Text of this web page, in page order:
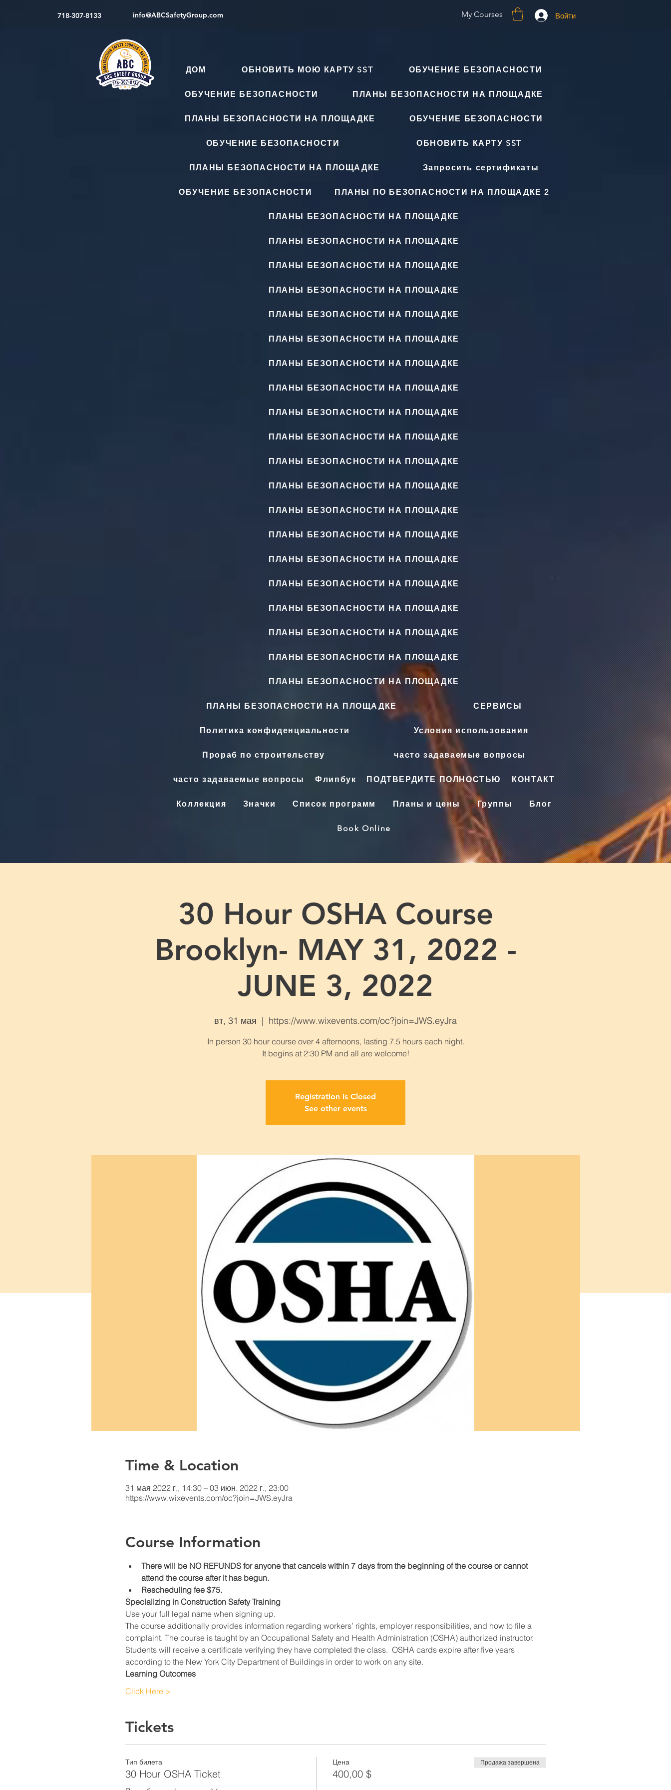
718-307-8133 info@ABCSafetyGroup.com My Courses Войти
ДОМ ОБНОВИТЬ МОЮ КАРТУ SST ОБУЧЕНИЕ БЕЗОПАСНОСТИ
ОБУЧЕНИЕ БЕЗОПАСНОСТИ ПЛАНЫ БЕЗОПАСНОСТИ НА ПЛОЩАДКЕ
ПЛАНЫ БЕЗОПАСНОСТИ НА ПЛОЩАДКЕ ОБУЧЕНИЕ БЕЗОПАСНОСТИ
ОБУЧЕНИЕ БЕЗОПАСНОСТИ ОБНОВИТЬ КАРТУ SST
ПЛАНЫ БЕЗОПАСНОСТИ НА ПЛОЩАДКЕ Запросить сертификаты
ОБУЧЕНИЕ БЕЗОПАСНОСТИ ПЛАНЫ ПО БЕЗОПАСНОСТИ НА ПЛОЩАДКЕ 2
ПЛАНЫ БЕЗОПАСНОСТИ НА ПЛОЩАДКЕ
ПЛАНЫ БЕЗОПАСНОСТИ НА ПЛОЩАДКЕ
ПЛАНЫ БЕЗОПАСНОСТИ НА ПЛОЩАДКЕ
ПЛАНЫ БЕЗОПАСНОСТИ НА ПЛОЩАДКЕ
ПЛАНЫ БЕЗОПАСНОСТИ НА ПЛОЩАДКЕ
ПЛАНЫ БЕЗОПАСНОСТИ НА ПЛОЩАДКЕ
ПЛАНЫ БЕЗОПАСНОСТИ НА ПЛОЩАДКЕ
ПЛАНЫ БЕЗОПАСНОСТИ НА ПЛОЩАДКЕ
ПЛАНЫ БЕЗОПАСНОСТИ НА ПЛОЩАДКЕ
ПЛАНЫ БЕЗОПАСНОСТИ НА ПЛОЩАДКЕ
ПЛАНЫ БЕЗОПАСНОСТИ НА ПЛОЩАДКЕ
ПЛАНЫ БЕЗОПАСНОСТИ НА ПЛОЩАДКЕ
ПЛАНЫ БЕЗОПАСНОСТИ НА ПЛОЩАДКЕ
ПЛАНЫ БЕЗОПАСНОСТИ НА ПЛОЩАДКЕ
ПЛАНЫ БЕЗОПАСНОСТИ НА ПЛОЩАДКЕ
ПЛАНЫ БЕЗОПАСНОСТИ НА ПЛОЩАДКЕ
ПЛАНЫ БЕЗОПАСНОСТИ НА ПЛОЩАДКЕ
ПЛАНЫ БЕЗОПАСНОСТИ НА ПЛОЩАДКЕ
ПЛАНЫ БЕЗОПАСНОСТИ НА ПЛОЩАДКЕ
ПЛАНЫ БЕЗОПАСНОСТИ НА ПЛОЩАДКЕ
ПЛАНЫ БЕЗОПАСНОСТИ НА ПЛОЩАДКЕ СЕРВИСЫ
Политика конфиденциальности Условия использования
Прораб по строительству часто задаваемые вопросы
часто задаваемые вопросы Флипбук ПОДТВЕРДИТЕ ПОЛНОСТЬЮ КОНТАКТ
Коллекция Значки Список программ Планы и цены Группы Блог
Book Online
30 Hour OSHA Course
Brooklyn- MAY 31, 2022 -
JUNE 3, 2022
вт, 31 мая
  |
https://www.wixevents.com/oc?join=JWS.eyJra
In person 30 hour course over 4 afternoons, lasting 7.5 hours each night.
Registration is Closed
See other events
Time & Location
31 мая 2022 г., 14:30 – 03 июн. 2022 г., 23:00
https://www.wixevents.com/oc?join=JWS.eyJra
Course Information
There will be NO REFUNDS for anyone that cancels within 7 days from the beginning of the course or cannot
attend the course after it has begun.
Rescheduling fee $75.
Specializing in Construction Safety Training
Use your full legal name when signing up.
The course additionally provides information regarding workers’ rights, employer responsibilities, and how to file a
complaint. The course is taught by an Occupational Safety and Health Administration (OSHA) authorized instructor.
Students will receive a certificate verifying they have completed the class.  OSHA cards expire after five years
according to the New York City Department of Buildings in order to work on any site.
Learning Outcomes
Click Here >
Tickets
Тип билета
30 Hour OSHA Ticket
Цена
400,00 $
Продажа завершена